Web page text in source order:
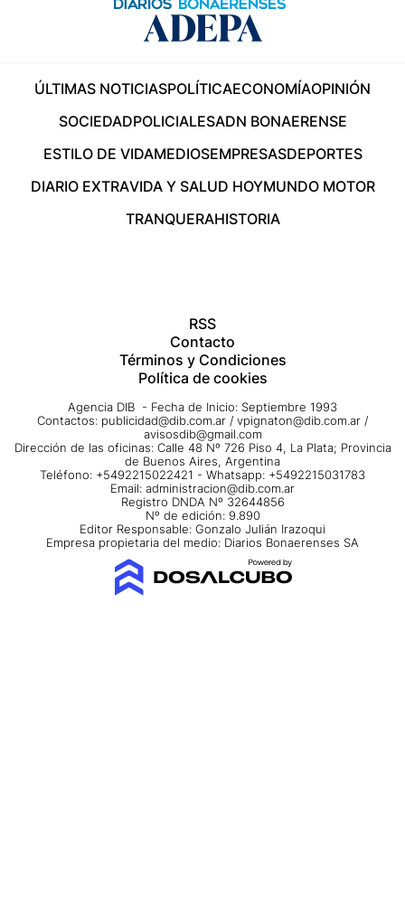
ÚLTIMAS NOTICIASPOLÍTICAECONOMÍAOPINIÓN
SOCIEDADPOLICIALESADN BONAERENSE
ESTILO DE VIDAMEDIOSEMPRESASDEPORTES
DIARIO EXTRAVIDA Y SALUD HOYMUNDO MOTOR
TRANQUERAHISTORIA
RSS
Contacto
Términos y Condiciones
Política de cookies
Agencia DIB - Fecha de Inicio: Septiembre 1993
Contactos: publicidad@dib.com.ar / vpignaton@dib.com.ar /
avisosdib@gmail.com
Dirección de las oficinas: Calle 48 Nº 726 Piso 4, La Plata; Provincia
de Buenos Aires, Argentina
Teléfono: +5492215022421 - Whatsapp: +5492215031783
Email: administracion@dib.com.ar
Registro DNDA Nº 32644856
Nº de edición: 9.890
Editor Responsable: Gonzalo Julián Irazoqui
Empresa propietaria del medio: Diarios Bonaerenses SA